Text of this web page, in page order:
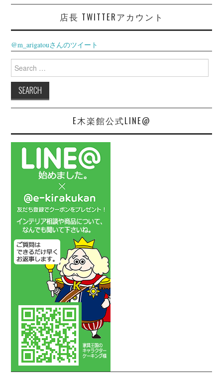
店長 TWITTERアカウント
@m_arigatouさんのツイート
Search
for:
E木楽館公式LINE@